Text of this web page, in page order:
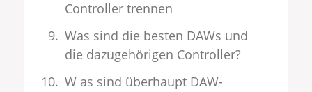
Controller trennen
Was sind die besten DAWs und
die dazugehörigen Controller?
W as sind überhaupt DAW-